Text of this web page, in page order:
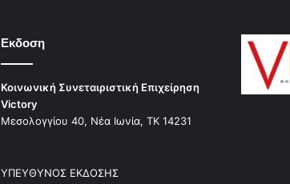
Εκδοση
Κοινωνική Συνεταιριστική Επιχείρηση
Victory
Μεσολογγίου 40, Νέα Ιωνία, ΤΚ 14231
ΥΠΕΥΘΥΝΟΣ ΕΚΔΟΣΗΣ